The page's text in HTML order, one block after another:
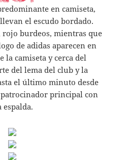
en camiseta,
el escudo bordado.
burdeos, mientras que
de adidas aparecen en
la camiseta y cerca del
del lema del club y la
el último minuto desde
patrocinador principal con
espalda.